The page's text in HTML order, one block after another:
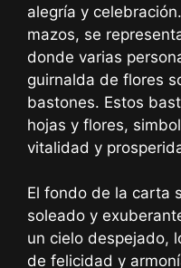
alegría y
mazos, se
donde varias
guirnalda de flores
bastones. Estos
hojas y flores,
vitalidad y
El fondo de la carta
soleado y
un cielo despejado,
de felicidad y